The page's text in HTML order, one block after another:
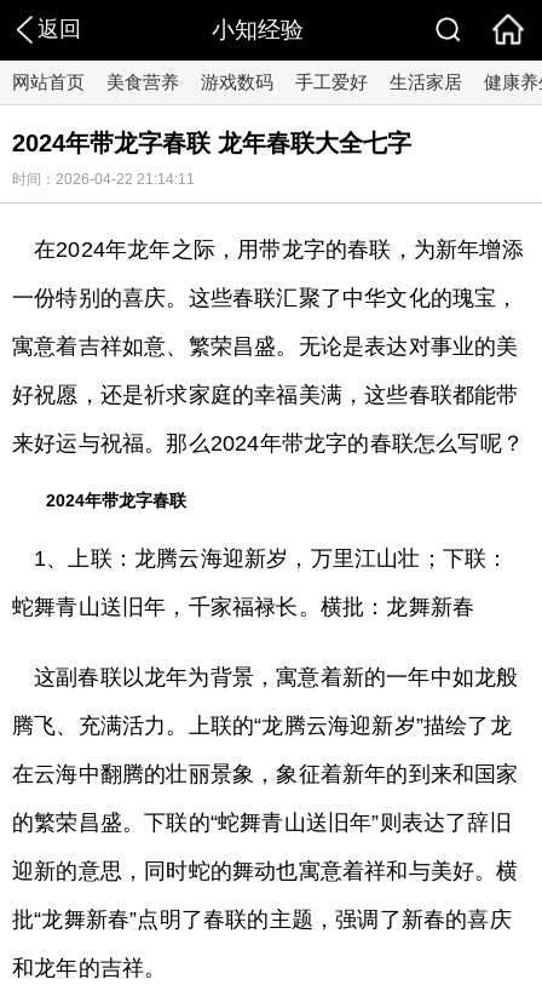
返回 小知经验
网站首页 美食营养 游戏数码 手工爱好 生活家居 健康养
2024年带龙字春联 龙年春联大全七字
时间：2026-04-22 21:14:11
在2024年龙年之际，用带龙字的春联，为新年增添
一份特别的喜庆。这些春联汇聚了中华文化的瑰宝，
寓意着吉祥如意、繁荣昌盛。无论是表达对事业的美
好祝愿，还是祈求家庭的幸福美满，这些春联都能带
来好运与祝福。那么2024年带龙字的春联怎么写呢？
2024年带龙字春联
1、上联：龙腾云海迎新岁，万里江山壮；下联：
蛇舞青山送旧年，千家福禄长。横批：龙舞新春
这副春联以龙年为背景，寓意着新的一年中如龙般
腾飞、充满活力。上联的“龙腾云海迎新岁”描绘了龙
在云海中翻腾的壮丽景象，象征着新年的到来和国家
的繁荣昌盛。下联的“蛇舞青山送旧年”则表达了辞旧
迎新的意思，同时蛇的舞动也寓意着祥和与美好。横
批“龙舞新春”点明了春联的主题，强调了新春的喜庆
和龙年的吉祥。